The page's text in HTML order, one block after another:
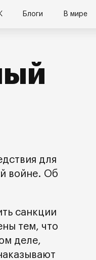
Блоги В мире
для
войне. Об
санкции
тем, что
деле,